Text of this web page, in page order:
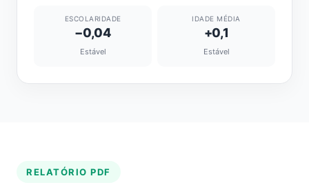
ESCOLARIDADE
−0,04
Estável
IDADE MÉDIA
+0,1
Estável
RELATÓRIO PDF